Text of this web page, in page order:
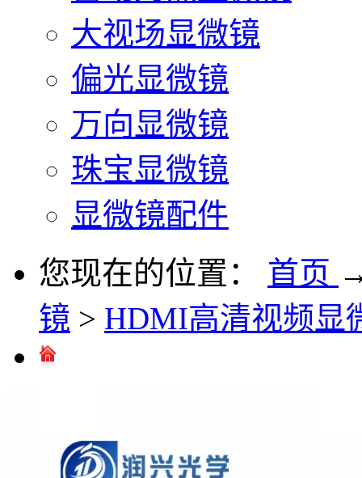
大视场显微镜
偏光显微镜
万向显微镜
珠宝显微镜
显微镜配件
您现在的位置：
首页
镜 > HDMI高清视频显